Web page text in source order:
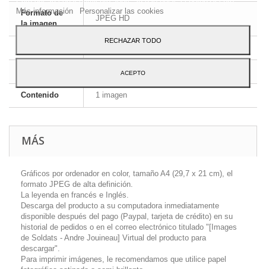
Formato de
la imagen
JPEG HD
Inglés y francés
Contenido 1 imagen
MÁS
Gráficos por ordenador en color, tamaño A4 (29,7 x 21 cm), el
formato JPEG de alta definición.
La leyenda en francés e Inglés.
Descarga del producto a su computadora inmediatamente
disponible después del pago (Paypal, tarjeta de crédito) en su
historial de pedidos o en el correo electrónico titulado "[Images
de Soldats - Andre Jouineau] Virtual del producto para
descargar".
Para imprimir imágenes, le recomendamos que utilice papel
Más información
Personalizar las cookies
RECHAZAR TODO
ACEPTO